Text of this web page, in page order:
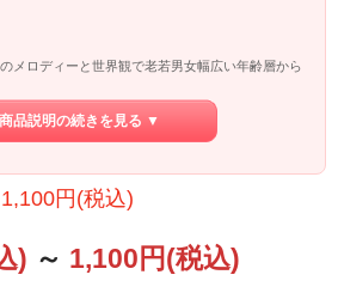
メロディーと世界観で老若男女幅広い年齢層から
オーディエンスを魅了するギタリスト桜村眞
売となります。
で落ち着いた色合いで仕上げた今回のモデルは
1.2ｍｍのセルロース素材のピックは
感のあるゴリっとしたサウンドを
品説明の続きを見る ▼
1,100円(税込)
) ～ 1,100円(税込)